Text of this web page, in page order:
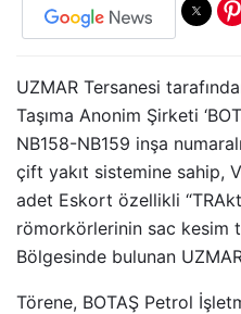
UZMAR Tersanesi
Taşıma Anonim Şirketi
NB158-NB159 inşa
çift yakıt sistemine sahip,
adet Eskort özellikli
römorkörlerinin sac kesim
Bölgesinde bulunan
Törene, BOTAŞ Petrol